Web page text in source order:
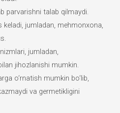
parvarishni talab qilmaydi.
jumladan, mehmonxona,
jumladan,
jihozlanishi mumkin.
o‘rnatish mumkin bo‘lib,
va germetikligini